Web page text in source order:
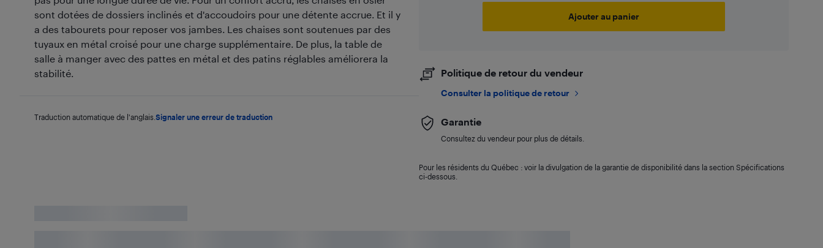
sont dotées de dossiers inclinés et d'accoudoirs pour une détente accrue. Et il y
a des tabourets pour reposer vos jambes. Les chaises sont soutenues par des
tuyaux en métal croisé pour une charge supplémentaire. De plus, la table de
salle à manger avec des pattes en métal et des patins réglables améliorera la
stabilité.
Traduction automatique de l'anglais. Signaler une erreur de traduction
Ajouter au panier
Politique de retour du vendeur
Consulter la politique de retour
Garantie
Consultez du vendeur pour plus de détails.
Pour les résidents du Québec : voir la divulgation de la garantie de disponibilité dans la section Spécifications
ci-dessous.